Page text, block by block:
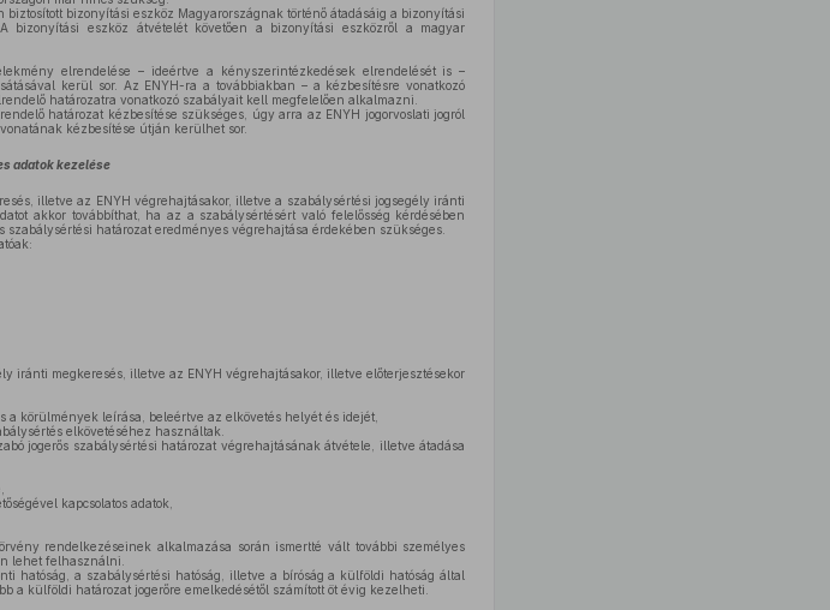
bizonyítási eszköz Magyarországnak történő átadásáig a bizonyítási
bizonyítási eszköz átvételét követően a bizonyítási eszközről a magyar
elrendelése – ideértve a kényszerintézkedések elrendelését is –
kerül sor. Az ENYH-ra a továbbiakban – a kézbesítésre vonatkozó
határozatra vonatkozó szabályait kell megfelelően alkalmazni.
határozat kézbesítése szükséges, úgy arra az ENYH jogorvoslati jogról
kézbesítése útján kerülhet sor.
adatok kezelése
illetve az ENYH végrehajtásakor, illetve a szabálysértési jogsegély iránti
akkor továbbíthat, ha az a szabálysértésért való felelősség kérdésében
határozat eredményes végrehajtása érdekében szükséges.
iránti megkeresés, illetve az ENYH végrehajtásakor, illetve előterjesztésekor
a körülmények leírása, beleértve az elkövetés helyét és idejét,
elkövetéséhez használtak.
jogerős szabálysértési határozat végrehajtásának átvétele, illetve átadása
kapcsolatos adatok,
rendelkezéseinek alkalmazása során ismertté vált további személyes
lehet felhasználni.
hatóság, a szabálysértési hatóság, illetve a bíróság a külföldi hatóság által
a külföldi határozat jogerőre emelkedésétől számított öt évig kezelheti.